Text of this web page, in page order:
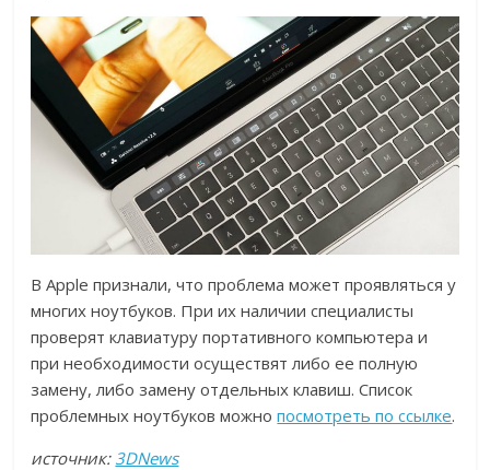
В Apple признали, что проблема может проявляться у
многих ноутбуков. При их наличии специалисты
проверят клавиатуру портативного компьютера и
при необходимости осуществят либо ее полную
замену, либо замену отдельных клавиш. Список
проблемных ноутбуков можнопосмотреть по ссылке.
источник: 3DNews